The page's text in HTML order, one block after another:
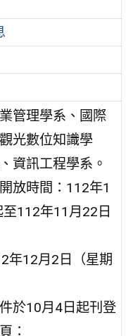
管理學系、國際
光數位知識學
資訊工程學系。
放時間：112年1
112年11月22日
年12月2日（星期
於10月4日起刊登
：